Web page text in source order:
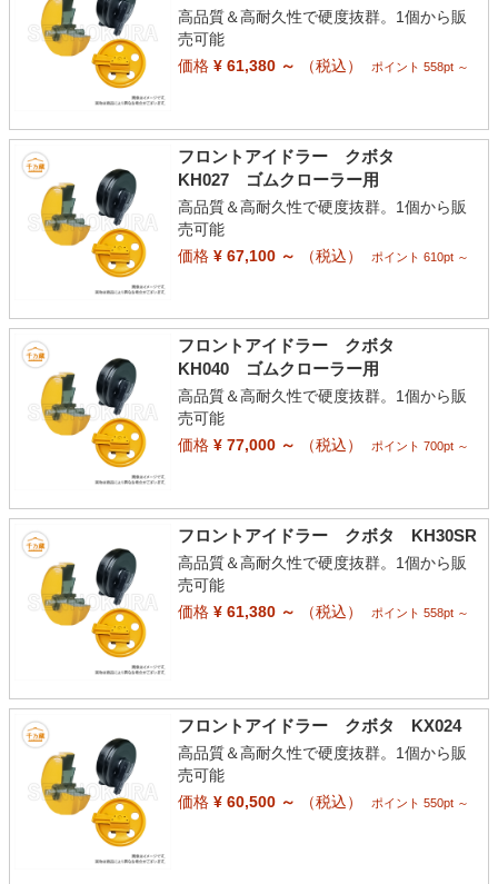
高品質＆高耐久性で硬度抜群。1個から販
売可能
価格¥ 61,380 ～ （税込） ポイント 558pt ～
フロントアイドラー クボタ
KH027 ゴムクローラー用
高品質＆高耐久性で硬度抜群。1個から販
売可能
価格¥ 67,100 ～ （税込） ポイント 610pt ～
フロントアイドラー クボタ
KH040 ゴムクローラー用
高品質＆高耐久性で硬度抜群。1個から販
売可能
価格¥ 77,000 ～ （税込） ポイント 700pt ～
フロントアイドラー クボタ KH30SR
高品質＆高耐久性で硬度抜群。1個から販
売可能
価格¥ 61,380 ～ （税込） ポイント 558pt ～
フロントアイドラー クボタ KX024
高品質＆高耐久性で硬度抜群。1個から販
売可能
価格¥ 60,500 ～ （税込） ポイント 550pt ～